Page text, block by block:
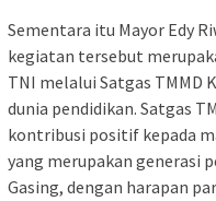
Sementara itu Mayor Edy
kegiatan tersebut
TNI melalui Satgas TMMD
dunia pendidikan. Satgas
kontribusi positif kepada
yang merupakan generasi
Gasing, dengan harapan